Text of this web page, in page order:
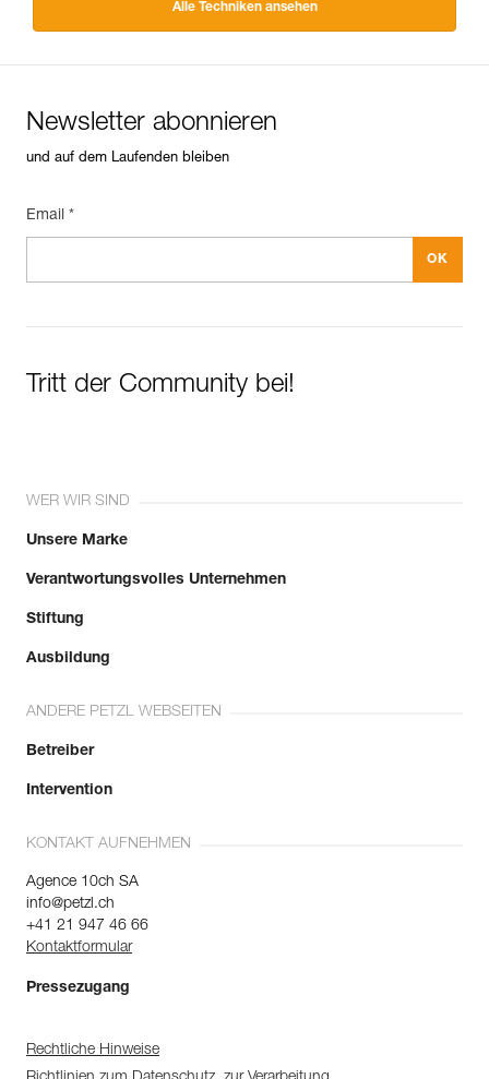
Alle Techniken ansehen
Newsletter abonnieren
und auf dem Laufenden bleiben
Email *
Tritt der Community bei!
WER WIR SIND
Unsere Marke
Verantwortungsvolles Unternehmen
Stiftung
Ausbildung
ANDERE PETZL WEBSEITEN
Betreiber
Intervention
KONTAKT AUFNEHMEN
Agence 10ch SA
info@petzl.ch
+41 21 947 46 66
Kontaktformular
Pressezugang
Rechtliche Hinweise